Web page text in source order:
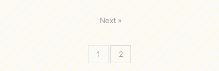
1 2
Next »